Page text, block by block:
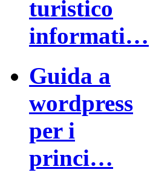
turistico
informati…
Guida a
wordpress
per i
princi…